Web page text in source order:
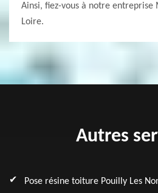
Ainsi, fiez-vous à notre entreprise
Loire.
Autres
Pose résine toiture Pouilly Les